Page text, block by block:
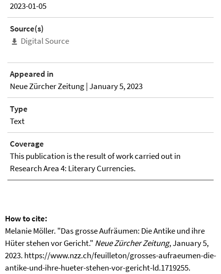
2023-01-05
Source(s)
Digital Source
Appeared in
Neue Zürcher Zeitung | January 5, 2023
Type
Text
Coverage
This publication is the result of work carried out in
Research Area 4: Literary Currencies.
How to cite:
Melanie Möller. "Das grosse Aufräumen: Die Antike und ihre
Hüter stehen vor Gericht." Neue Zürcher Zeitung, January 5,
2023. https://www.nzz.ch/feuilleton/grosses-aufraeumen-die-
antike-und-ihre-hueter-stehen-vor-gericht-ld.1719255.